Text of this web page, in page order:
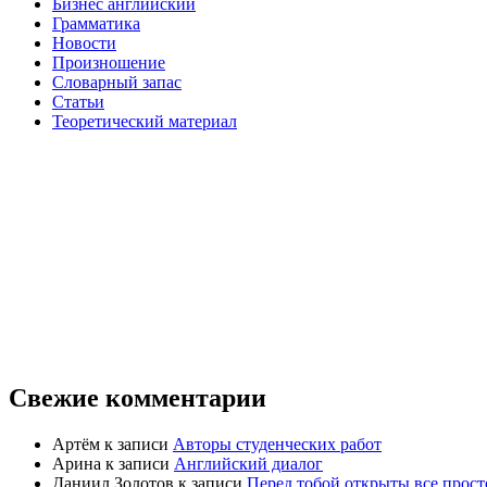
Бизнес английский
Грамматика
Новости
Произношение
Словарный запас
Статьи
Теоретический материал
Свежие комментарии
Артём к записи Авторы студенческих работ
Арина к записи Английский диалог